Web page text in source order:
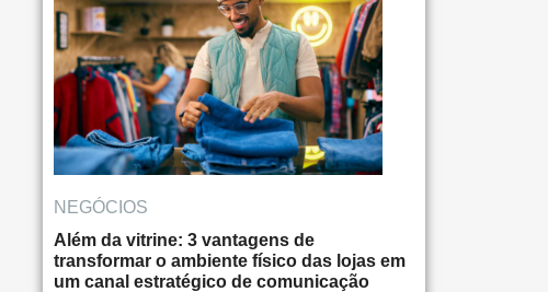
NEGÓCIOS
Além da vitrine: 3 vantagens de
transformar o ambiente físico das lojas em
um canal estratégico de comunicação